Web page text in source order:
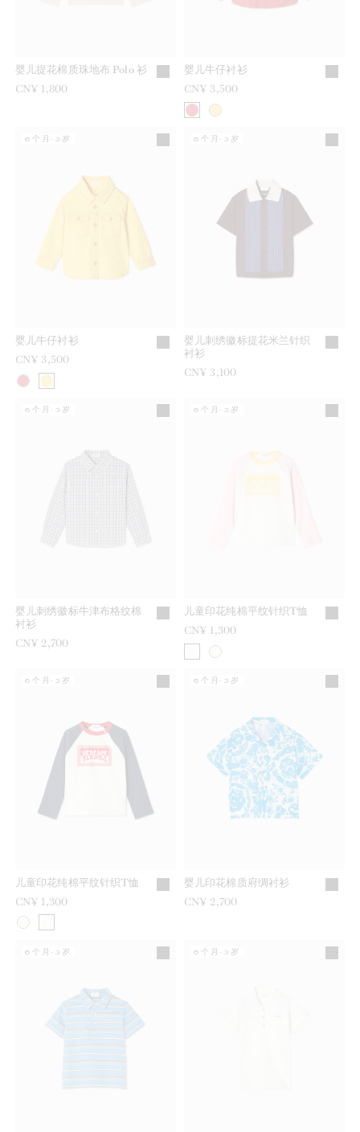
婴儿提花棉质珠地布 Polo 衫
CN¥ 1,800
婴儿牛仔衬衫
CN¥ 3,500
婴儿牛仔衬衫
CN¥ 3,500
6个月-3岁
婴儿刺绣徽标提花米兰针织
衬衫
CN¥ 3,100
6个月-3岁
婴儿刺绣徽标牛津布格纹棉
衬衫
CN¥ 2,700
6个月-3岁
儿童印花纯棉平纹针织T恤
CN¥ 1,300
6个月-3岁
儿童印花纯棉平纹针织T恤
CN¥ 1,300
6个月-3岁
婴儿印花棉质府绸衬衫
CN¥ 2,700
6个月-3岁
6个月-3岁 6个月-3岁